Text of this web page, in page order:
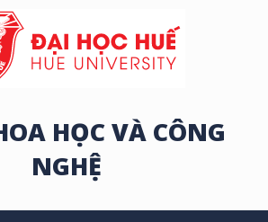
HỌC VÀ CÔNG
NGHỆ